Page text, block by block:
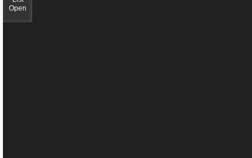
Open